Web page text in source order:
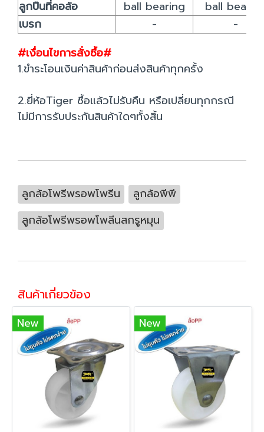
ลูกปืนที่คอล้อ ball bearing
ball
เบรก
-
-
#เงื่อนไขการสั่งซื้อ#
1.ขำระโอนเงินค่าสินค้าก่อนส่งสินค้าทุกครั้ง
2.ยี่ห้อTiger ซื้อแล้วไม่รับคืน หรือเปลี่ยนทุกกรณี
ไม่มีการรับประกันสินค้าใดๆทั้งสิ้น
ลูกล้อโพรีพรอพโพรีน
ลูกล้อพีพี
ลูกล้อโพรีพรอพโพลีนสกรูหมุน
สินค้าเกี่ยวข้อง
New New